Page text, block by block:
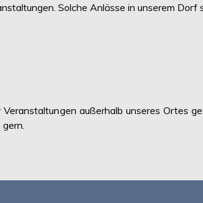
Solche Anlässe in unserem Dorf
außerhalb unseres Ortes